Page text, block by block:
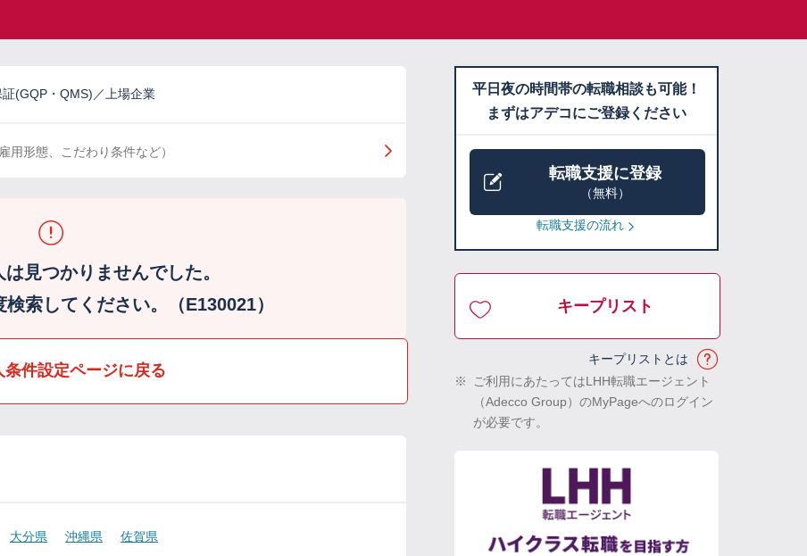
(GQP・QMS)／上場企業
用形態、こだわり条件など）
見つかりませんでした。
索してください。（E130021）
条件設定ページに戻る
大分県 沖縄県 佐賀県
平日夜の時間帯の転職相談も可能！
まずはアデコにご登録ください
転職支援に登録
（無料）
転職支援の流れ
キープリスト
キープリストとは
※
ご利用にあたってはLHH転職エージェント
（Adecco Group）のMyPageへのログイン
が必要です。